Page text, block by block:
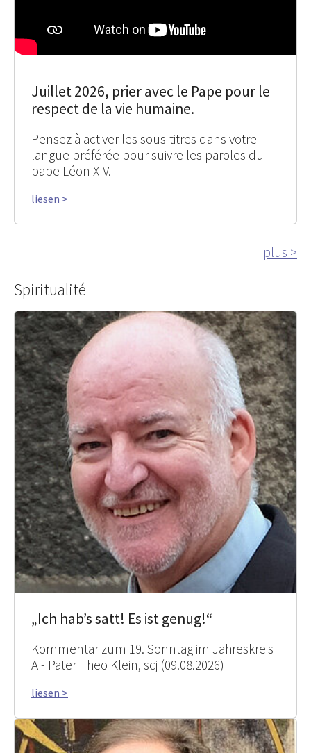
Juillet 2026, prier avec le Pape pour le
respect de la vie humaine.
Pensez à activer les sous-titres dans votre
langue préférée pour suivre les paroles du
pape Léon XIV.
liesen >
plus >
Spiritualité
„Ich hab’s satt! Es ist genug!“
Kommentar zum 19. Sonntag im Jahreskreis
A - Pater Theo Klein, scj (09.08.2026)
liesen >